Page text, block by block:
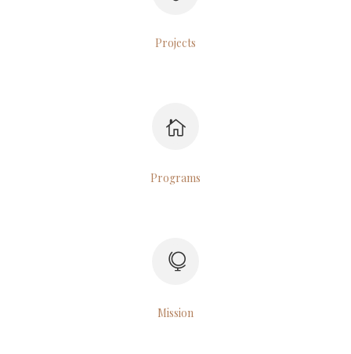
Projects
Programs
Mission